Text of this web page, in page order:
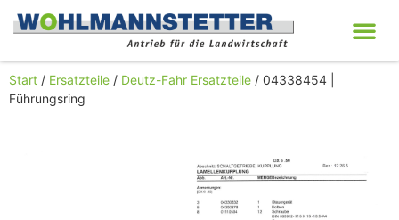
Start / Ersatzteile / Deutz-Fahr Ersatzteile / 04338454 |
Führungsring